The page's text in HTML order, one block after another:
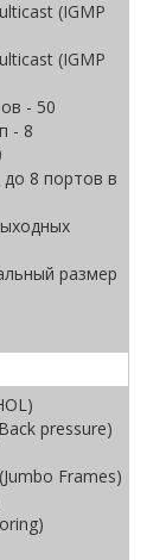
(IGMP
(IGMP
- 50
- 8
до 8 портов в
размер
pressure)
Frames)